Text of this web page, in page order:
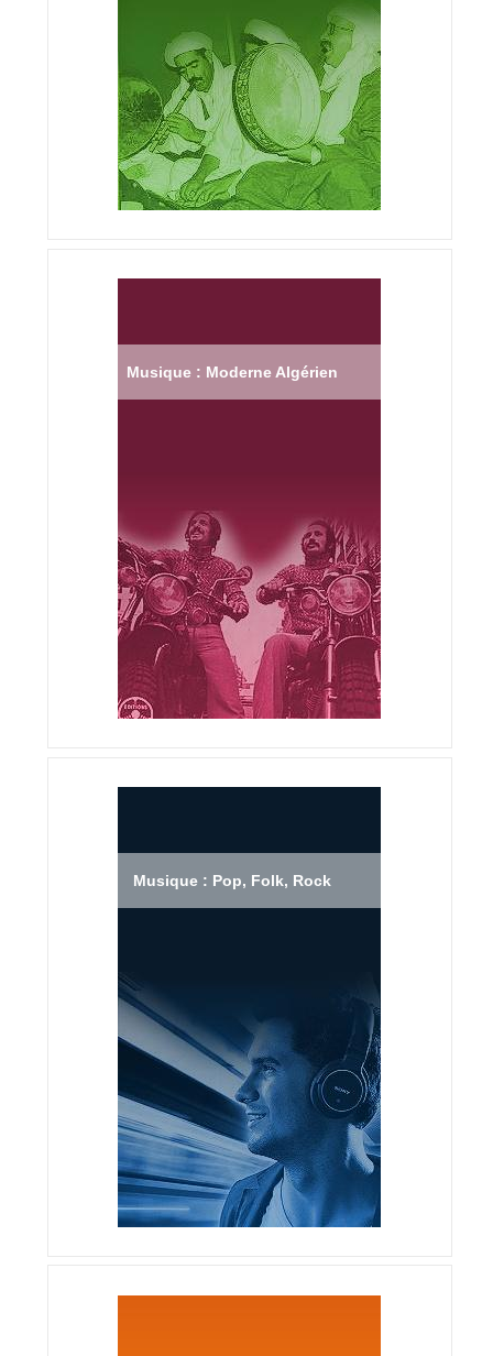
Musique : Moderne Algérien
Musique : Pop, Folk, Rock